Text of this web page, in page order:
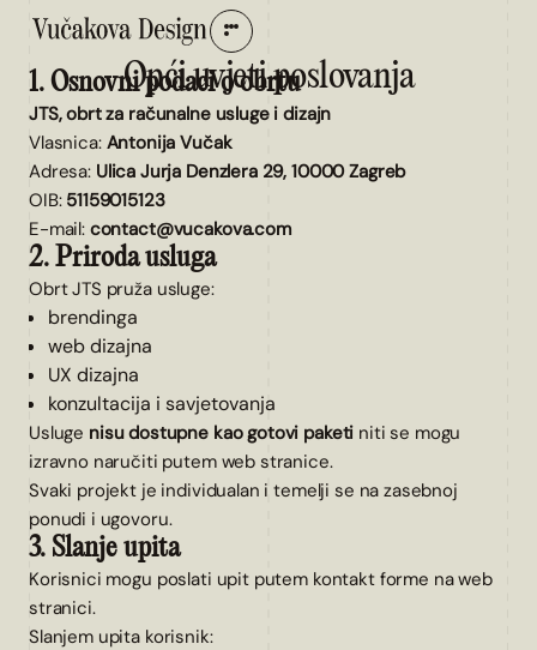
Opći uvjeti poslovanja
1. Osnovni podaci o obrtu
JTS, obrt za računalne usluge i dizajn
Vlasnica:Antonija Vučak
Adresa:Ulica Jurja Denzlera 29, 10000 Zagreb
OIB: 51159015123
E-mail: contact@vucakova.com
2. Priroda usluga
Obrt JTS pruža usluge:
brendinga
web dizajna
UX dizajna
konzultacija i savjetovanja
Usluge nisu dostupne kao gotovi paketi niti se mogu
izravno naručiti putem web stranice.
Svaki projekt je individualan i temelji se na zasebnoj
ponudi i ugovoru.
3. Slanje upita
Korisnici mogu poslati upit putem kontakt forme na web
stranici.
Slanjem upita korisnik: